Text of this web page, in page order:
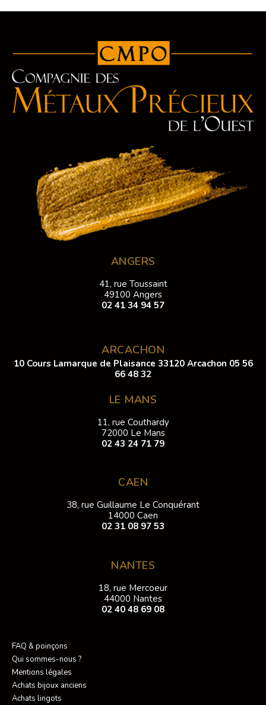
ANGERS
41, rue Toussaint
49100 Angers
02 41 34 94 57
ARCACHON
10 Cours Lamarque de Plaisance 33120 Arcachon 05 56
66 48 32
LE MANS
11, rue Couthardy
72000 Le Mans
02 43 24 71 79
CAEN
38, rue Guillaume Le Conquérant
14000 Caen
02 31 08 97 53
NANTES
18, rue Mercoeur
44000 Nantes
02 40 48 69 08
FAQ & poinçons
Qui sommes-nous ?
Mentions légales
Achats bijoux anciens
Achats lingots